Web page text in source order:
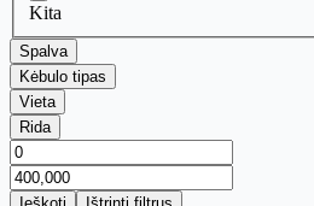
Kita
Spalva
Kėbulo tipas
Vieta
Rida